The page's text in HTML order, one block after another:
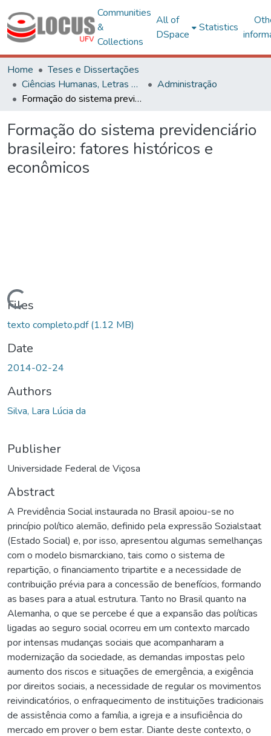
Communities
&
Collections
All of
DSpace
Statistics
Home
Teses e Dissertações
Ciências Humanas, Letras e Artes
Administração
Formação do sistema previdenciário brasileiro: fatores históricos e econômicos
Formação do sistema previdenciário
brasileiro: fatores históricos e
econômicos
Files
texto completo.pdf(1.12 MB)
Date
2014-02-24
Authors
Silva, Lara Lúcia da
Publisher
Universidade Federal de Viçosa
Abstract
A Previdência Social instaurada no Brasil apoiou-se no
princípio político alemão, definido pela expressão Sozialstaat
(Estado Social) e, por isso, apresentou algumas semelhanças
com o modelo bismarckiano, tais como o sistema de
repartição, o financiamento tripartite e a necessidade de
contribuição prévia para a concessão de benefícios, formando
as bases para a atual estrutura. Tanto no Brasil quanto na
Alemanha, o que se percebe é que a expansão das políticas
ligadas ao seguro social ocorreu em um contexto marcado
por intensas mudanças sociais que acompanharam a
modernização da sociedade, as demandas impostas pelo
aumento dos riscos e situações de emergência, a exigência
por direitos sociais, a necessidade de regular os movimentos
reivindicatórios, o enfraquecimento de instituições tradicionais
de assistência como a família, a igreja e a insuficiência do
mercado em prover o bem estar. Diante deste contexto, o